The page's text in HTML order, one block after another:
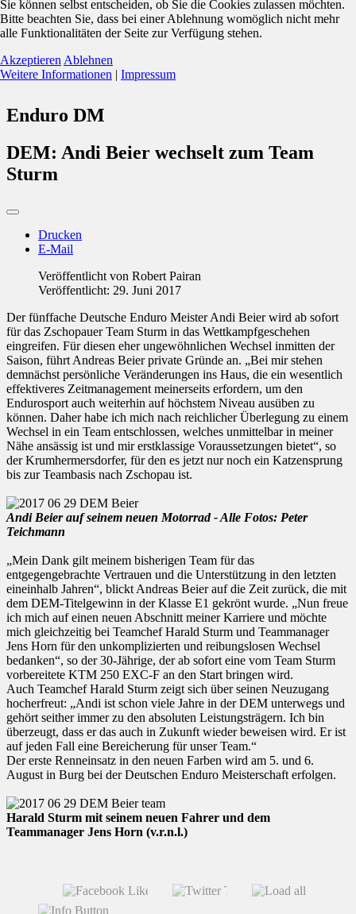
Enduro DM
DEM: Andi Beier wechselt zum Team
Sturm
Drucken
E-Mail
Veröffentlicht von Robert Pairan
Veröffentlicht: 29. Juni 2017
Der fünffache Deutsche Enduro Meister Andi Beier wird ab sofort
für das Zschopauer Team Sturm in das Wettkampfgeschehen
eingreifen. Für diesen eher ungewöhnlichen Wechsel inmitten der
Saison, führt Andreas Beier private Gründe an. „Bei mir stehen
demnächst persönliche Veränderungen ins Haus, die ein wesentlich
effektiveres Zeitmanagement meinerseits erfordern, um den
Endurosport auch weiterhin auf höchstem Niveau ausüben zu
können. Daher habe ich mich nach reichlicher Überlegung zu einem
Wechsel in ein Team entschlossen, welches unmittelbar in meiner
Nähe ansässig ist und mir erstklassige Voraussetzungen bietet“, so
der Krumhermersdorfer, für den es jetzt nur noch ein Katzensprung
bis zur Teambasis nach Zschopau ist.
Andi Beier auf seinem neuen Motorrad - Alle Fotos: Peter
Teichmann
„Mein Dank gilt meinem bisherigen Team für das
entgegengebrachte Vertrauen und die Unterstützung in den letzten
eineinhalb Jahren“, blickt Andreas Beier auf die Zeit zurück, die mit
dem DEM-Titelgewinn in der Klasse E1 gekrönt wurde. „Nun freue
ich mich auf einen neuen Abschnitt meiner Karriere und möchte
mich gleichzeitig bei Teamchef Harald Sturm und Teammanager
Jens Horn für den unkomplizierten und reibungslosen Wechsel
bedanken“, so der 30-Jährige, der ab sofort eine vom Team Sturm
vorbereitete KTM 250 EXC-F an den Start bringen wird.
Auch Teamchef Harald Sturm zeigt sich über seinen Neuzugang
hocherfreut: „Andi ist schon viele Jahre in der DEM unterwegs und
gehört seither immer zu den absoluten Leistungsträgern. Ich bin
überzeugt, dass er das auch in Zukunft wieder beweisen wird. Er ist
auf jeden Fall eine Bereicherung für unser Team.“
Der erste Renneinsatz in den neuen Farben wird am 5. und 6.
August in Burg bei der Deutschen Enduro Meisterschaft erfolgen.
Harald Sturm mit seinem neuen Fahrer und dem
Teammanager Jens Horn (v.r.n.l.)
Sie können selbst entscheiden, ob Sie die Cookies zulassen möchten.
Bitte beachten Sie, dass bei einer Ablehnung womöglich nicht mehr
alle Funktionalitäten der Seite zur Verfügung stehen.
Akzeptieren Ablehnen
Weitere Informationen | Impressum